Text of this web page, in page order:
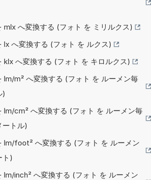
mlx へ変換する (フォト を ミリルクス)
lx へ変換する (フォト を ルクス)
klx へ変換する (フォト を キロルクス)
lm/m² へ変換する (フォト を ルーメン毎
)
lm/cm² へ変換する (フォト を ルーメン毎
ートル)
lm/foot² へ変換する (フォト を ルーメン
ト)
lm/inch² へ変換する (フォト を ルーメン